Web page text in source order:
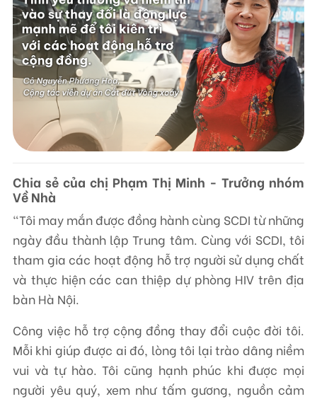
Chia sẻ của chị Phạm Thị Minh - Trưởng nhóm
Về Nhà
“Tôi may mắn được đồng hành cùng SCDI từ những
ngày đầu thành lập Trung tâm. Cùng với SCDI, tôi
tham gia các hoạt động hỗ trợ người sử dụng chất
và thực hiện các can thiệp dự phòng HIV trên địa
bàn Hà Nội.
Công việc hỗ trợ cộng đồng thay đổi cuộc đời tôi.
Mỗi khi giúp được ai đó, lòng tôi lại trào dâng niềm
vui và tự hào. Tôi cũng hạnh phúc khi được mọi
người yêu quý, xem như tấm gương, nguồn cảm